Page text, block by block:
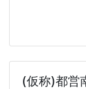
(仮称)都営